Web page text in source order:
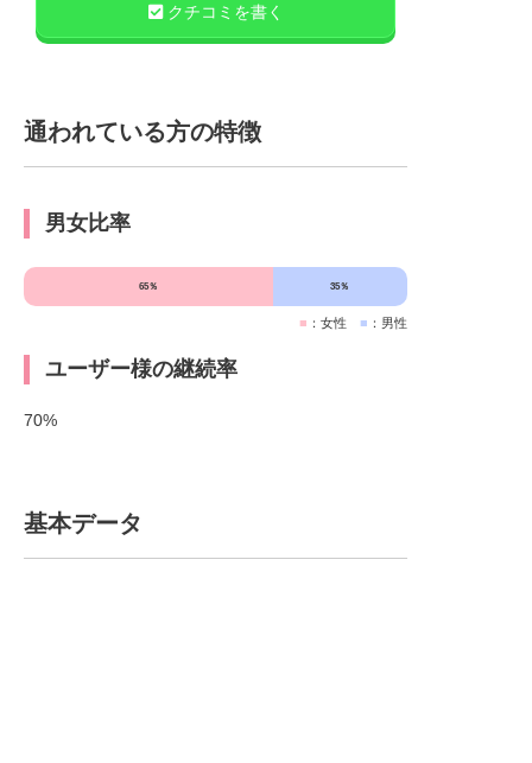
クチコミを書く
通われている方の特徴
男女比率
65％ 35％
■ ：女性 ■ ：男性
ユーザー様の継続率
70%
基本データ